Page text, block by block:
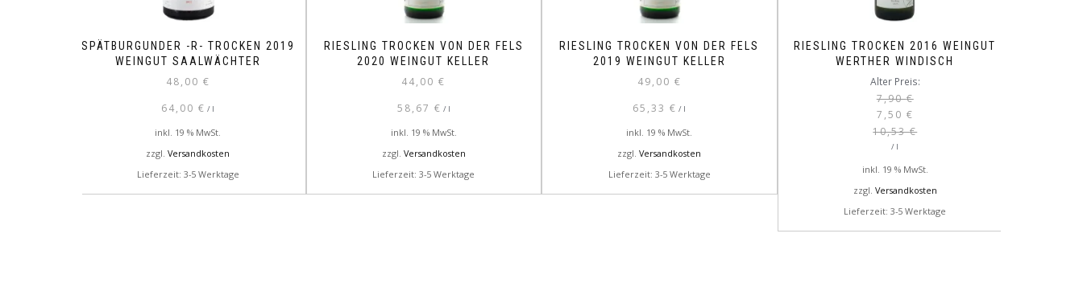
SPÄTBURGUNDER -R- TROCKEN 2019
WEINGUT SAALWÄCHTER
48,00 €
64,00€ / l
inkl. 19 % MwSt.
zzgl.Versandkosten
Lieferzeit: 3-5 Werktage
RIESLING TROCKEN VON DER FELS
2020 WEINGUT KELLER
44,00€
58,67 € / l
inkl. 19 % MwSt.
zzgl. Versandkosten
Lieferzeit: 3-5 Werktage
RIESLING TROCKEN VON DER FELS
2019 WEINGUT KELLER
49,00 €
65,33€ / l
inkl. 19 % MwSt.
zzgl.Versandkosten
Lieferzeit: 3-5 Werktage
RIESLING TROCKEN 2016 WEINGUT
WERTHER WINDISCH
Alter Preis:
7,90€
Ursprünglicher
7,50 €
Aktueller
10,53€
/ l
inkl. 19 % MwSt.
zzgl. Versandkosten
Lieferzeit: 3-5 Werktage